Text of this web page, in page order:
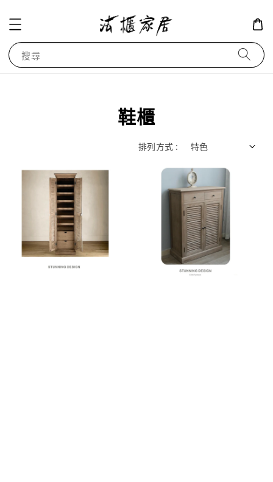
搜尋
鞋櫃
排列方式 :